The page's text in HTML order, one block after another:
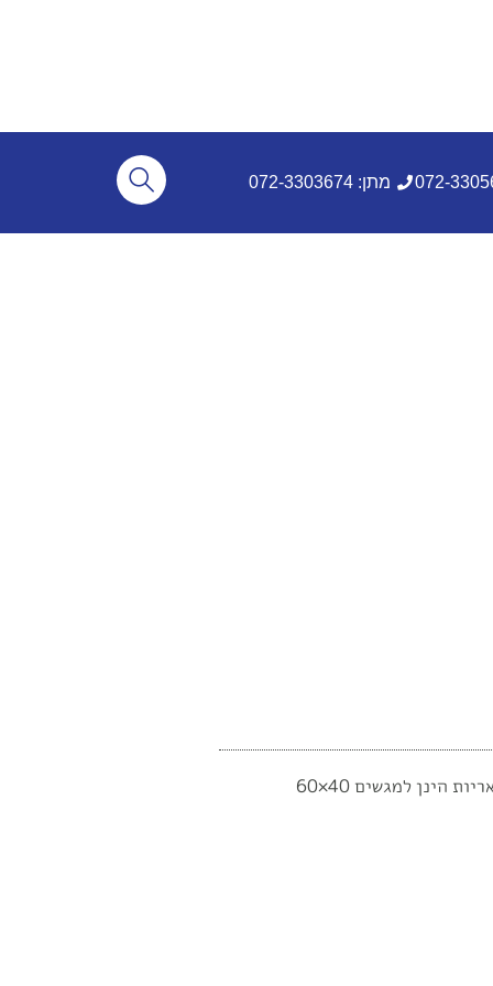
מתן: 072-3303674
עגלות מנירוסטה לפינוי מגשים ברשת בתי קפה ניתן ל12,16,18 מגשים. ניתן לשנות את כמות המגשים וגובה העגלה. אופציות פופולאריות הינן למגשים 40×60